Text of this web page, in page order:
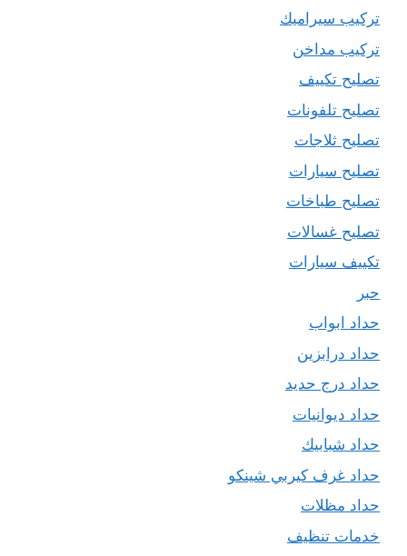
تركيب سيراميك
تركيب مداخن
تصليح تكييف
تصليح تلفونات
تصليح ثلاجات
تصليح سيارات
تصليح طباخات
تصليح غسالات
تكييف سيارات
حبر
حداد ابواب
حداد درابزين
حداد درج حديد
حداد ديوانيات
حداد شبابيك
حداد غرف كيربي شينكو
حداد مظلات
خدمات تنظيف